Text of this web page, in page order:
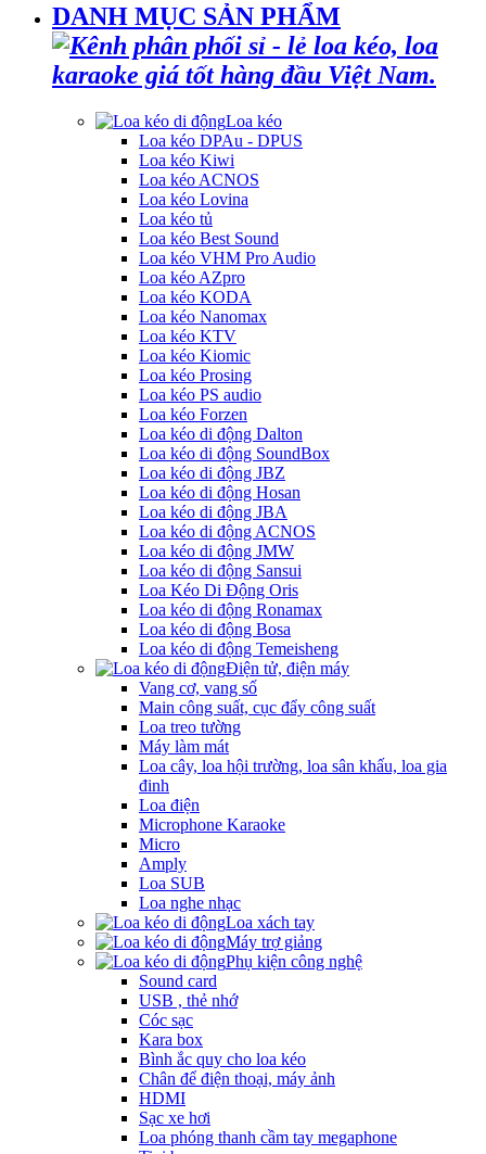
DANH MỤC SẢN PHẨM
Loa kéo
Loa kéo DPAu - DPUS
Loa kéo Kiwi
Loa kéo ACNOS
Loa kéo Lovina
Loa kéo tủ
Loa kéo Best Sound
Loa kéo VHM Pro Audio
Loa kéo AZpro
Loa kéo KODA
Loa kéo Nanomax
Loa kéo KTV
Loa kéo Kiomic
Loa kéo Prosing
Loa kéo PS audio
Loa kéo Forzen
Loa kéo di động Dalton
Loa kéo di động SoundBox
Loa kéo di động JBZ
Loa kéo di động Hosan
Loa kéo di động JBA
Loa kéo di động ACNOS
Loa kéo di động JMW
Loa kéo di động Sansui
Loa Kéo Di Động Oris
Loa kéo di động Ronamax
Loa kéo di động Bosa
Loa kéo di động Temeisheng
Điện tử, điện máy
Vang cơ, vang số
Main công suất, cục đẩy công suất
Loa treo tường
Máy làm mát
Loa cây, loa hội trường, loa sân khấu, loa gia
đinh
Loa điện
Microphone Karaoke
Micro
Amply
Loa SUB
Loa nghe nhạc
Loa xách tay
Máy trợ giảng
Phụ kiện công nghệ
Sound card
USB , thẻ nhớ
Cóc sạc
Kara box
Bình ắc quy cho loa kéo
Chân để điện thoại, máy ảnh
HDMI
Sạc xe hơi
Loa phóng thanh cầm tay megaphone